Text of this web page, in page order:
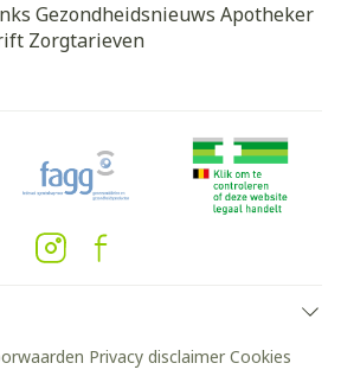
Gezondheidsnieuws Apotheker
Zorgtarieven
Privacy disclaimer Cookies